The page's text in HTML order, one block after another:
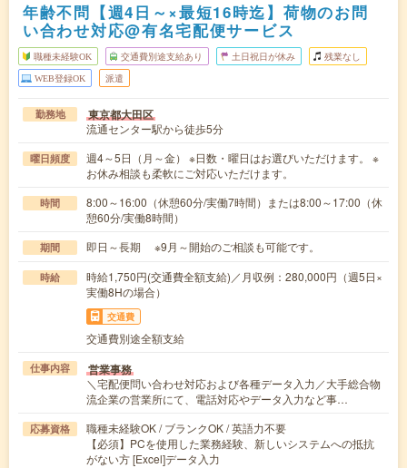
年齢不問【週4日～×最短16時迄】荷物のお問
い合わせ対応@有名宅配便サービス
職種未経験OK 交通費別途支給あり 土日祝日が休み 残業なし
WEB登録OK 派遣
勤務地 東京都大田区
流通センター駅から徒歩5分
曜日頻度
週4～5日（月～金） ※日数・曜日はお選びいただけます。 ※
お休み相談も柔軟にご対応いただけます。
時間
8:00～16:00（休憩60分/実働7時間）または8:00～17:00（休
憩60分/実働8時間）
期間 即日～長期 ※9月～開始のご相談も可能です。
時給
時給1,750円(交通費全額支給)／月収例：280,000円（週5日×
実働8Hの場合）
交通費
交通費別途全額支給
仕事内容 営業事務
＼宅配便問い合わせ対応および各種データ入力／大手総合物
流企業の営業所にて、電話対応やデータ入力など事…
応募資格
職種未経験OK / ブランクOK / 英語力不要
【必須】PCを使用した業務経験、新しいシステムへの抵抗
がない方 [Excel]データ入力